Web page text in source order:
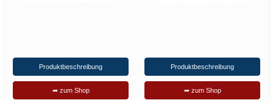
Produktbeschreibung
➦ zum Shop
Produktbeschreibung
➦ zum Shop